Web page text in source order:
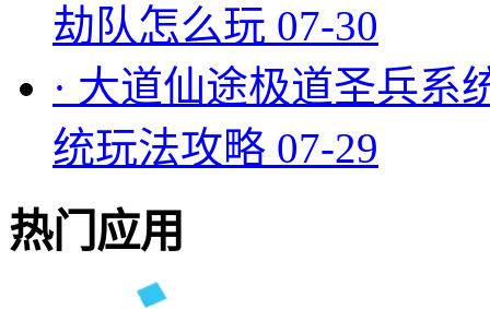
劫队怎么玩 07-30
· 大道仙途极道圣兵系
统玩法攻略 07-29
热门应用